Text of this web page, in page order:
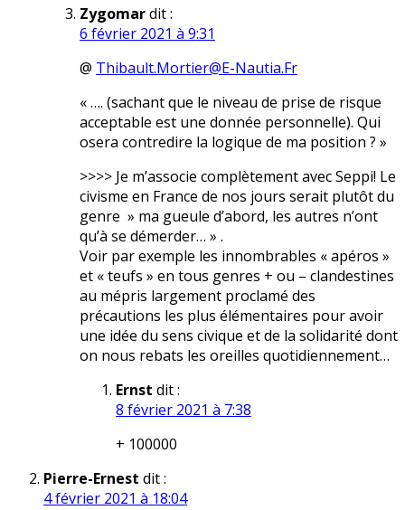
Zygomardit :
6 février 2021 à 9:31
@ Thibault.Mortier@E-Nautia.Fr
« …. (sachant que le niveau de prise de risque
acceptable est une donnée personnelle). Qui
osera contredire la logique de ma position ? »
>>>> Je m’associe complètement avec Seppi! Le
civisme en France de nos jours serait plutôt du
genre » ma gueule d’abord, les autres n’ont
qu’à se démerder… » .
Voir par exemple les innombrables « apéros »
et « teufs » en tous genres + ou – clandestines
au mépris largement proclamé des
précautions les plus élémentaires pour avoir
une idée du sens civique et de la solidarité dont
on nous rebats les oreilles quotidiennement…
Ernst dit :
8 février 2021 à 7:38
+ 100000
Pierre-Ernest dit :
4 février 2021 à 18:04